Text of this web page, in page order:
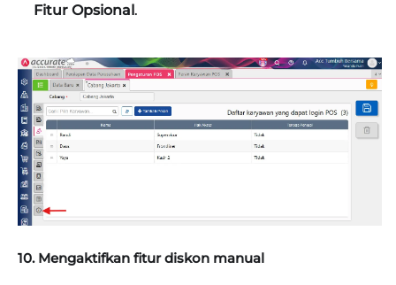
Fitur Opsional.
10. Mengaktifkan fitur diskon manual